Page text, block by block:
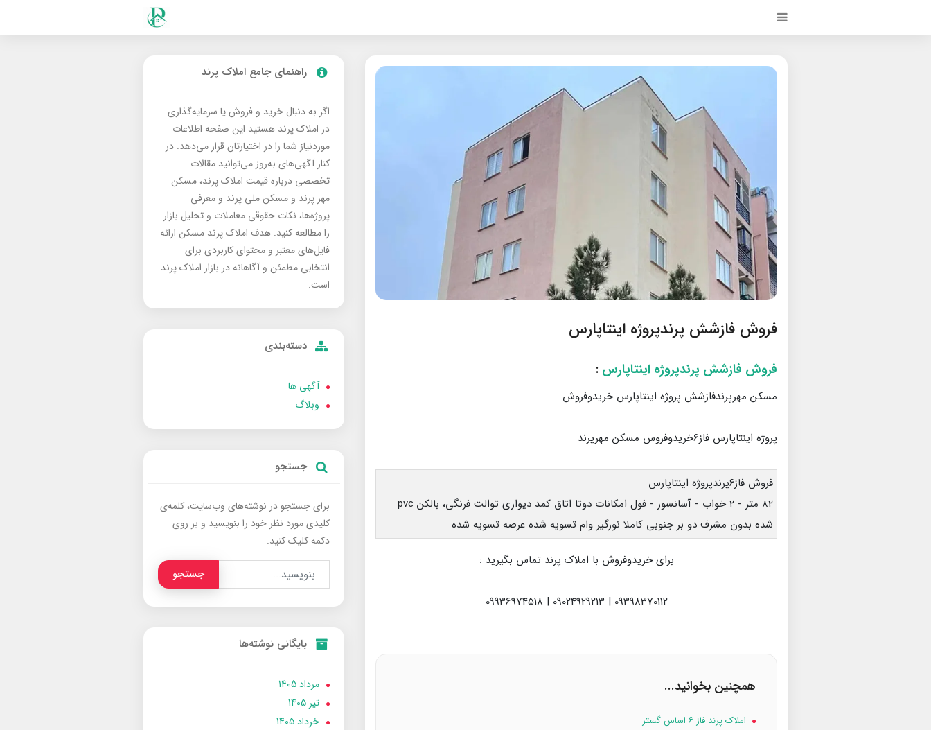
فروش فازشش پرندپروژه اینتاپارس
فروش فازشش پرندپروژه اینتاپارس :
مسکن مهرپرندفازشش پروژه اینتاپارس خریدوفروش
پروژه اینتاپارس فاز6خریدوفروس مسکن مهرپرند
فروش فاز۶پرندپروژه اینتاپارس
۸۲ متر - ۲ خواب - آسانسور - فول امکانات دوتا اتاق کمد دیواری توالت فرنگی، بالکن pvc
شده بدون مشرف دو بر جنوبی کاملا نورگیر وام تسویه شده عرصه تسویه شده
برای خریدوفروش با املاک پرند تماس بگیرید :
09398370112 | 09024929213 | 09936974518
همچنین بخوانید...
املاک پرند فاز ۶ اساس گستر
راهنمای جامع املاک پرند
اگر به دنبال خرید و فروش یا سرمایه‌گذاری
در املاک پرند هستید این صفحه اطلاعات
موردنیاز شما را در اختیارتان قرار می‌دهد. در
کنار آگهی‌های به‌روز می‌توانید مقالات
تخصصی درباره قیمت املاک پرند، مسکن
مهر پرند و مسکن ملی پرند و معرفی
پروژه‌ها، نکات حقوقی معاملات و تحلیل بازار
را مطالعه کنید. هدف املاک پرند مسکن ارائه
فایل‌های معتبر و محتوای کاربردی برای
انتخابی مطمئن و آگاهانه در بازار املاک پرند
است.
دسته‌بندی
آگهی ها
وبلاگ
جستجو
برای جستجو در نوشته‌های وب‌سایت، کلمه‌ی
کلیدی مورد نظر خود را بنویسید و بر روی
دکمه کلیک کنید.
جستجو
بایگانی نوشته‌ها
مرداد 1405
تير 1405
خرداد 1405